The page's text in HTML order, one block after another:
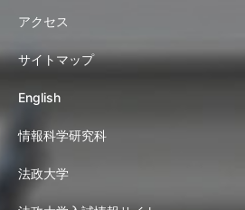
アクセス
サイトマップ
English
情報科学研究科
法政大学